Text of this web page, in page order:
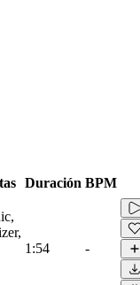
Duración BPM
1:54 -